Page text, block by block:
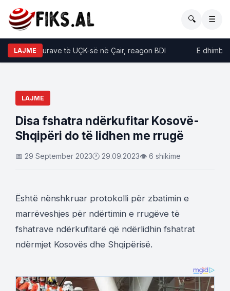
🔍 ☰
LAJME
e figurave të UÇK-së në Çair, reagon BDI E
LAJME
Disa fshatra ndërkufitar Kosovë-
Shqipëri do të lidhen me rrugë
📅 29 September 2023🕐 29.09.2023👁 6 shikime
Është nënshkruar protokolli për zbatimin e
marrëveshjes për ndërtimin e rrugëve të
fshatrave ndërkufitarë që ndërlidhin fshatrat
ndërmjet Kosovës dhe Shqipërisë.